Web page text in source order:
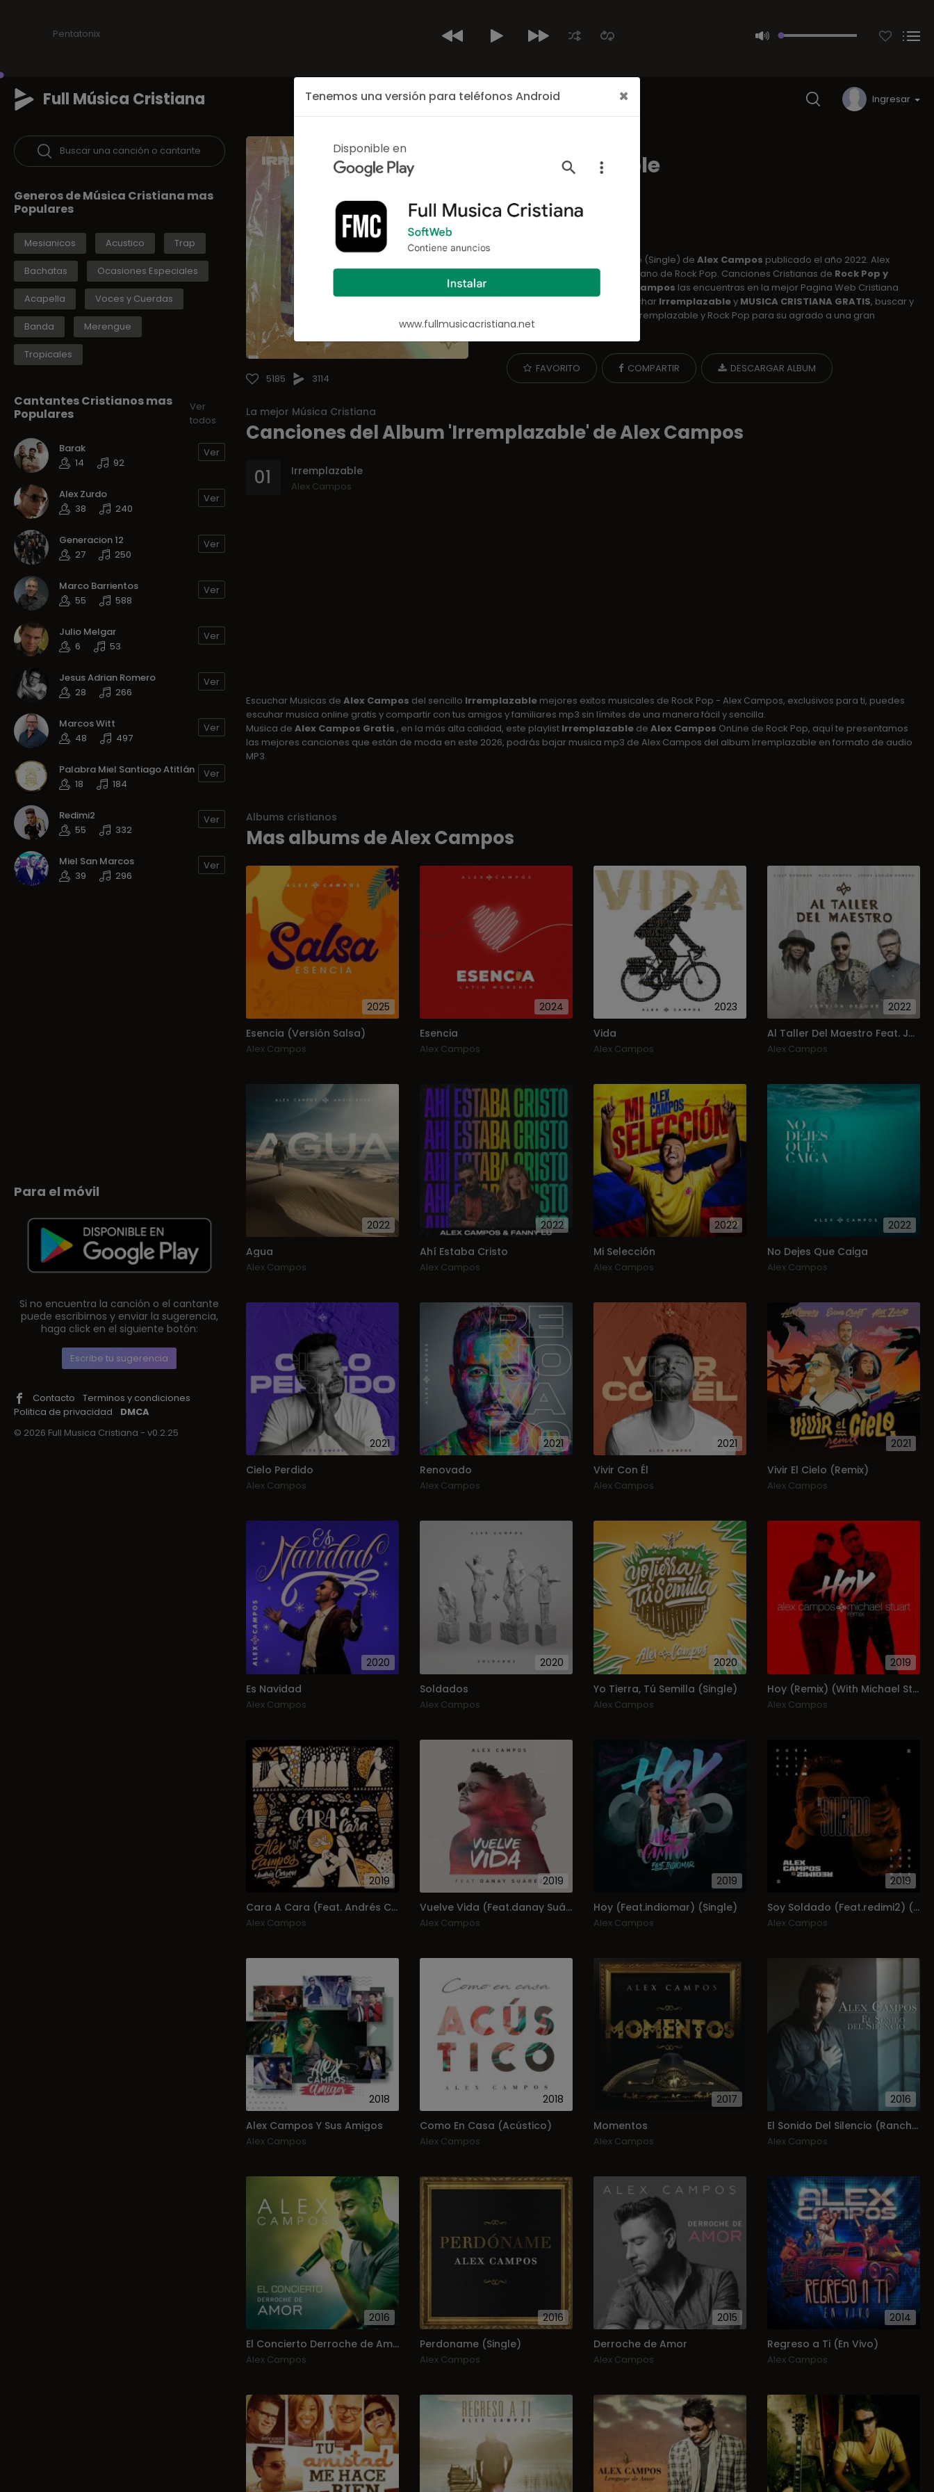
Pentatonix
Full Música Cristiana Inicio Últimos Cantantes Cantantes Ingresar
5185 3114
Irremplazable
1 canciones
es un sencillo (Single) de Alex Campos publicado el año 2022. Alex
Campos es un cantante Cristiano de Rock Pop. Canciones Cristianas de Rock Pop y
Musica Cristiana de Alex Campos las encuentras en la mejor Pagina Web Cristiana
FullMusicaCristiana.net, escuchar Irremplazabley MUSICA CRISTIANA GRATIS, buscar y
encontrar las canciones de Irremplazable y Rock Pop para su agrado a una gran
velocidad en audio mp3.
FAVORITO COMPARTIR DESCARGAR ALBUM
La mejor Música Cristiana
Canciones del Album 'Irremplazable' de Alex Campos
01 Irremplazable
Alex Campos
Escuchar Musicas de Alex Campos del sencillo Irremplazablemejores exitos musicales de Rock Pop - Alex Campos, exclusivos para ti, puedes
escuhar musica online gratis y compartir con tus amigos y familiares mp3 sin límites de una manera fácil y sencilla.
Musica de Alex Campos Gratis , en la más alta calidad, este playlist Irremplazablede Alex Campos OnLine de Rock Pop, aquí te presentamos
las mejores canciones que están de moda en este 2026, podrás bajar musica mp3 de Alex Campos del album Irremplazable en formato de audio
MP3.
Albums cristianos
Mas albums de Alex Campos
2025
Esencia (Versión Salsa)
Alex Campos
2024
Esencia
Alex Campos
2023
Vida
Alex Campos
2022
Al Taller Del Maestro Feat. Jesus Adrian Romero Y Lilly Goodman
Alex Campos
2022
Agua
Alex Campos
2022
Ahí Estaba Cristo
Alex Campos
2022
Mi Selección
Alex Campos
2022
No Dejes Que Caiga
Alex Campos
2021
Cielo Perdido
Alex Campos
2021
Renovado
Alex Campos
2021
Vivir Con Él
Alex Campos
2021
Vivir El Cielo (Remix)
Alex Campos
2020
Es Navidad
Alex Campos
2020
Soldados
Alex Campos
2020
Yo Tierra, Tú Semilla (Single)
Alex Campos
2019
Hoy (Remix) (With Michael Stuart) (Single)
Alex Campos
2019
Cara A Cara (Feat. Andrés Corson) (Single)
Alex Campos
2019
Vuelve Vida (Feat.danay Suárez) (Single)
Alex Campos
2019
Hoy (Feat.indiomar) (Single)
Alex Campos
2019
Soy Soldado (Feat.redimi2) (Single)
Alex Campos
2018
Alex Campos Y Sus Amigos
Alex Campos
2018
Como En Casa (Acústico)
Alex Campos
2017
Momentos
Alex Campos
2016
El Sonido Del Silencio (Ranchera)
Alex Campos
2016
El Concierto Derroche de Amor (En Vivo)
Alex Campos
2016
Perdoname (Single)
Alex Campos
2015
Derroche de Amor
Alex Campos
2014
Regreso a Ti (En Vivo)
Alex Campos
Buscar una canción o cantante
Generos de Música Cristiana mas
Populares
Mesianicos Acustico Trap
Bachatas Ocasiones Especiales
Acapella Voces y Cuerdas
Banda Merengue
Tropicales
Cantantes Cristianos mas
Populares
Ver
todos
Barak
14
92
Ver
Alex Zurdo
38
240
Ver
Generacion 12
27
250
Ver
Marco Barrientos
55
588
Ver
Julio Melgar
6
53
Ver
Jesus Adrian Romero
28
266
Ver
Marcos Witt
48
497
Ver
Palabra Miel Santiago Atitlán
18
184
Ver
Redimi2
55
332
Ver
Miel San Marcos
39
296
Ver
Para el móvil
Si no encuentra la canción o el cantante
puede escribirnos y enviar la sugerencia,
haga click en el siguiente botón:
Escribe tu sugerencia
Contacto
Terminos y condiciones
Politica de privacidad
DMCA
© 2026 Full Musica Cristiana - v0.2.25
Tenemos una versión para teléfonos Android ×
Disponible en
www.fullmusicacristiana.net